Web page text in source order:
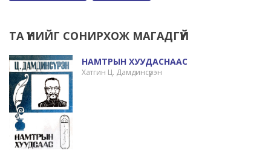
ТА ҮҮНИЙГ СОНИРХОЖ МАГАДГҮЙ
НАМТРЫН ХУУДАСНААС
Хатгин Ц. Дамдинсүрэн